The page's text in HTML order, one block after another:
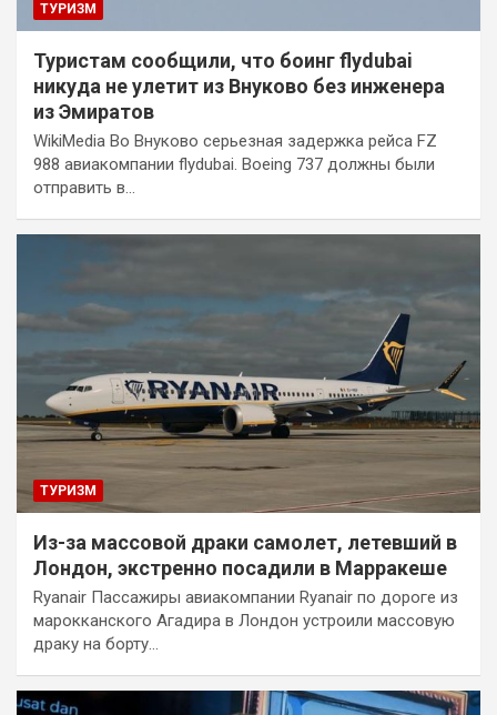
ТУРИЗМ
Туристам сообщили, что боинг flydubai
никуда не улетит из Внуково без инженера
из Эмиратов
WikiMedia Во Внуково серьезная задержка рейса FZ
988 авиакомпании flydubai. Boeing 737 должны были
отправить в…
ТУРИЗМ
Из-за массовой драки самолет, летевший в
Лондон, экстренно посадили в Марракеше
Ryanair Пассажиры авиакомпании Ryanair по дороге из
марокканского Агадира в Лондон устроили массовую
драку на борту…